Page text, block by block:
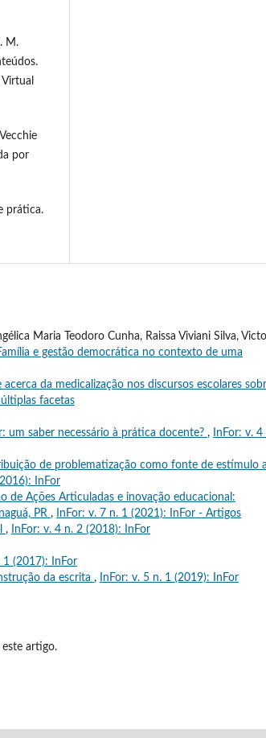
M.
por
prática.
Maria Teodoro Cunha, Raissa Viviani Silva,
e gestão democrática no contexto de uma
da medicalização nos discursos escolares
facetas
um saber necessário à prática docente? ,
InFor: v.
de problematização como fonte de estímulo
InFor
de Ações Articuladas e inovação educacional:
PR ,
InFor: v. 7 n. 1 (2021): InFor - Artigos
,
InFor: v. 4 n. 2 (2018): InFor
1 (2017): InFor
da escrita , InFor: v. 5 n. 1 (2019): InFor
este artigo.